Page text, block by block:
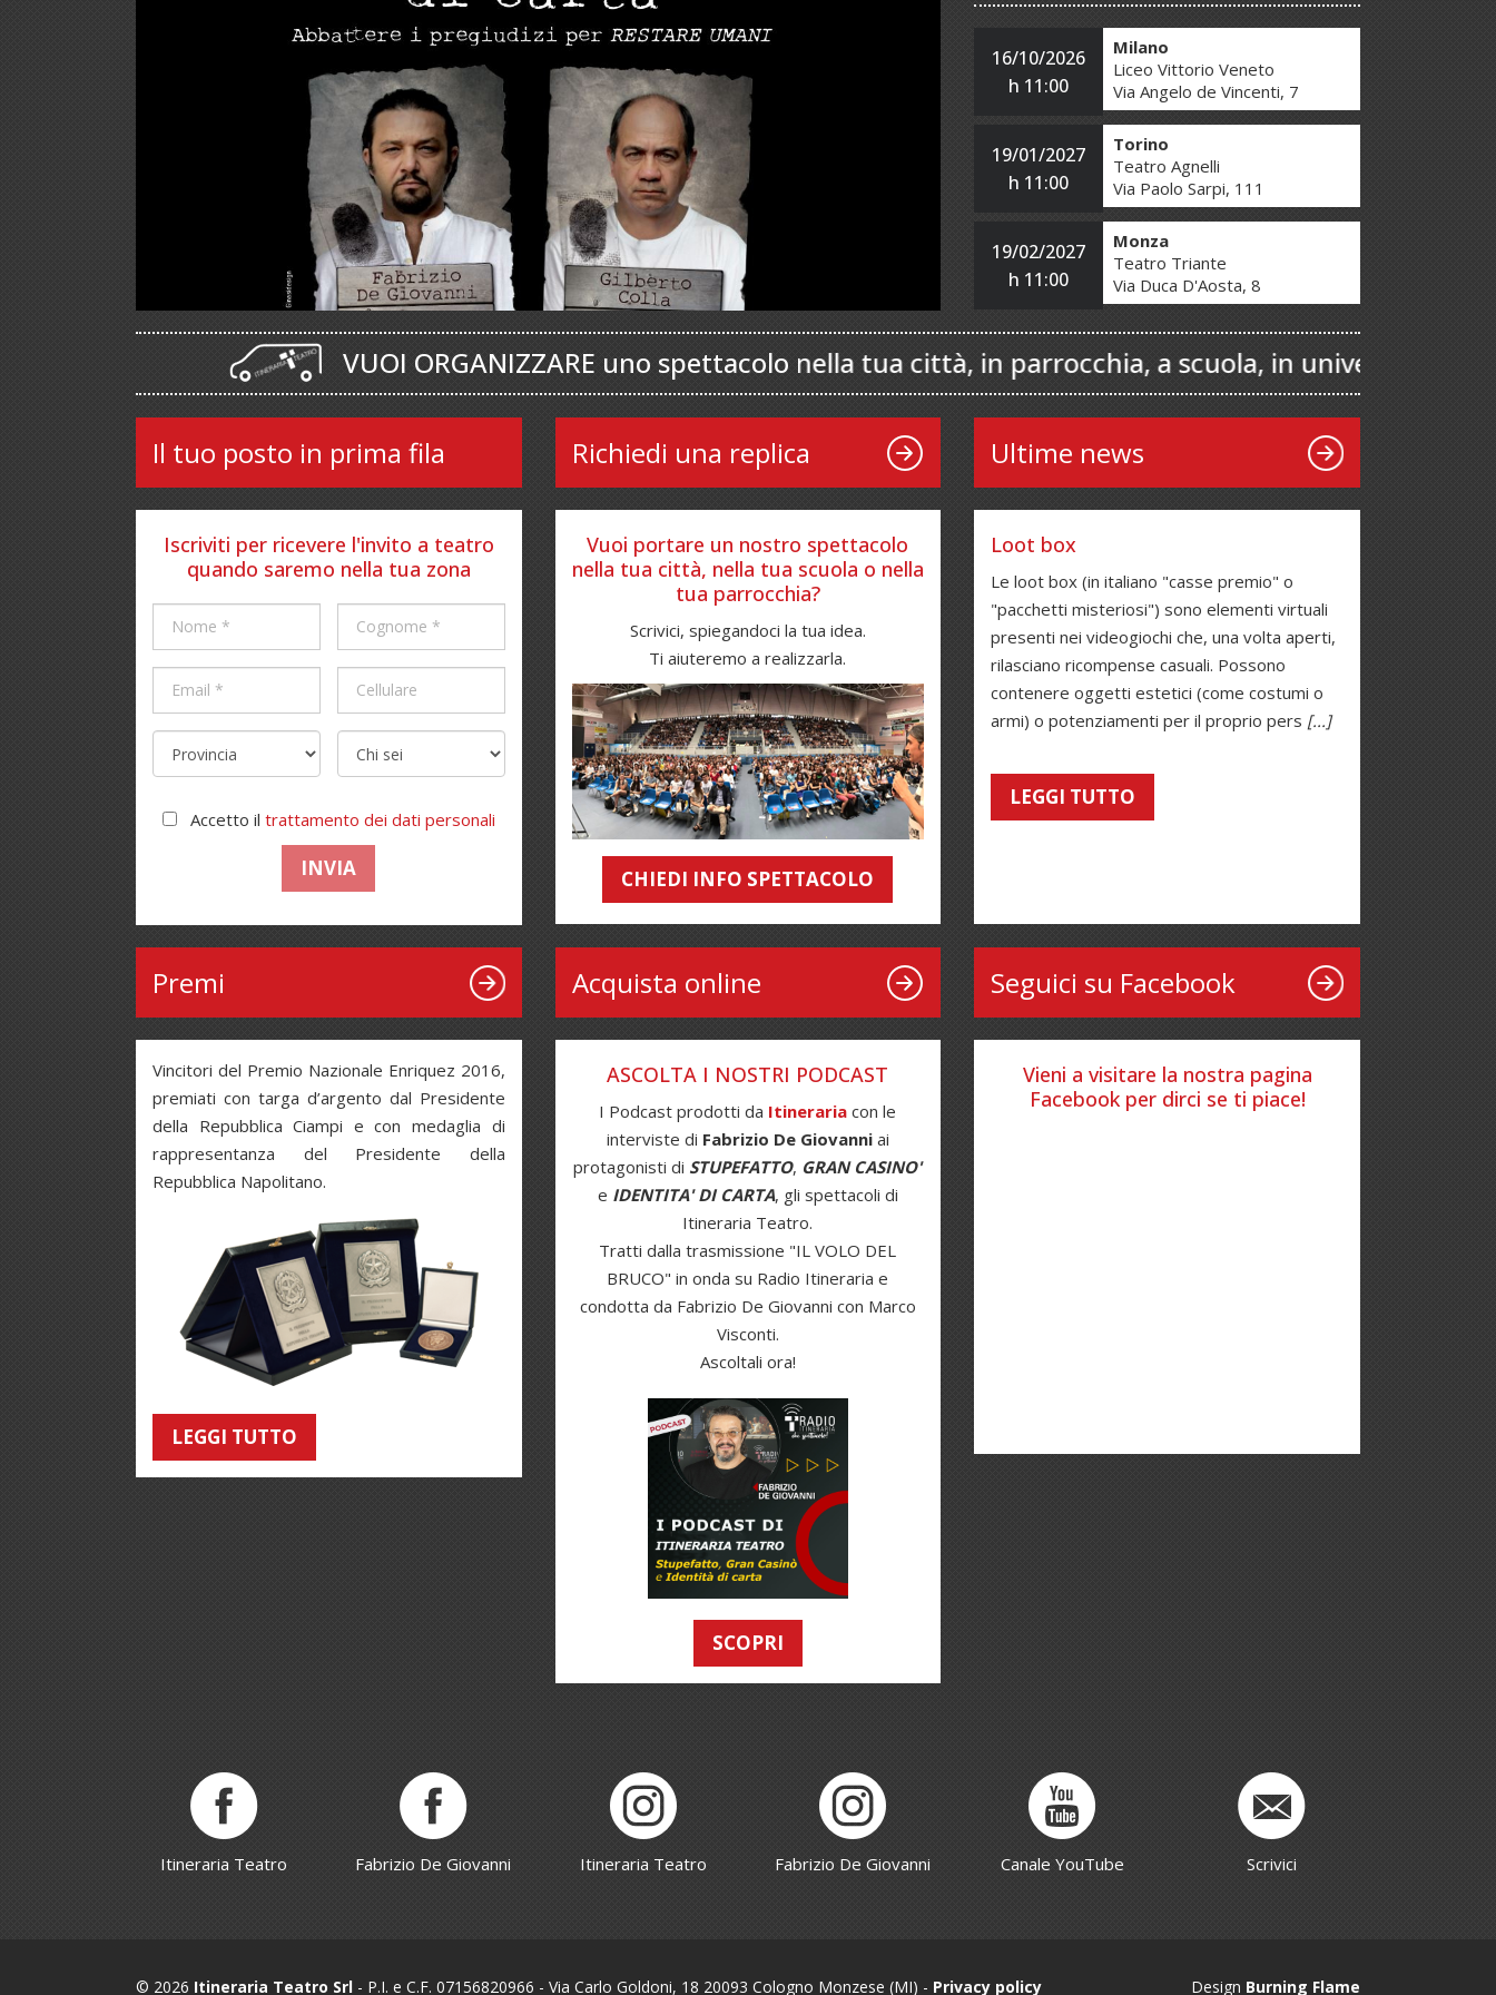
16/10/2026
h 11:00
Milano
Liceo Vittorio Veneto
Via Angelo de Vincenti, 7
19/01/2027
h 11:00
Torino
Teatro Agnelli
Via Paolo Sarpi, 111
19/02/2027
h 11:00
Monza
Teatro Triante
Via Duca D'Aosta, 8
VUOI ORGANIZZARE uno spettacolo nella tua città, in parrocchia, a scuola, in università...?
Il tuo posto in prima fila
Iscriviti per ricevere l'invito a teatro
quando saremo nella tua zona
Accetto il trattamento dei dati personali
INVIA
Richiedi una replica
Vuoi portare un nostro spettacolo
nella tua città, nella tua scuola o nella
tua parrocchia?
Scrivici, spiegandoci la tua idea.
Ti aiuteremo a realizzarla.
CHIEDI INFO SPETTACOLO
Ultime news
Loot box
Le loot box (in italiano "casse premio" o
"pacchetti misteriosi") sono elementi virtuali
presenti nei videogiochi che, una volta aperti,
rilasciano ricompense casuali. Possono
contenere oggetti estetici (come costumi o
armi) o potenziamenti per il proprio pers [...]
LEGGI TUTTO
Premi
Vincitori del Premio Nazionale Enriquez 2016,
premiati con targa d’argento dal Presidente
della Repubblica Ciampi e con medaglia di
rappresentanza del Presidente della
Repubblica Napolitano.
LEGGI TUTTO
Acquista online
ASCOLTA I NOSTRI PODCAST
I Podcast prodotti da Itineraria con le
interviste di Fabrizio De Giovanni ai
protagonisti di STUPEFATTO, GRAN CASINO'
e IDENTITA' DI CARTA, gli spettacoli di
Itineraria Teatro.
Tratti dalla trasmissione "IL VOLO DEL
BRUCO" in onda su Radio Itineraria e
condotta da Fabrizio De Giovanni con Marco
Visconti.
Ascoltali ora!
SCOPRI
Seguici su Facebook
Vieni a visitare la nostra pagina
Facebook per dirci se ti piace!
Itineraria Teatro Fabrizio De Giovanni Itineraria Teatro Fabrizio De Giovanni Canale YouTube Scrivici
© 2026 Itineraria Teatro Srl - P.I. e C.F. 07156820966 - Via Carlo Goldoni, 18 20093 Cologno Monzese (MI) - Privacy policy Design Burning Flame